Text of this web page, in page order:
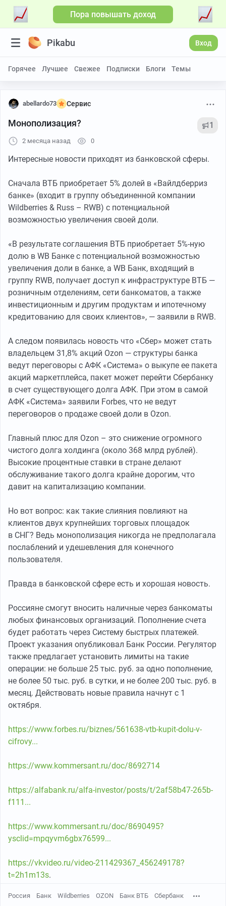
Пора повышать доход
Pikabu Вход
Горячее Лучшее Свежее Подписки Блоги Темы
abellardo73 Сервис
Монополизация? 1
2 месяца назад 0
Интересные новости приходят из банковской сферы.
Сначала ВТБ приобретает 5% долей в «Вайлдберриз
банке» (входит в группу объединенной компании
Wildberries & Russ – RWB) с потенциальной
возможностью увеличения своей доли.
«В результате соглашения ВТБ приобретает 5%-ную
долю в WB Банке с потенциальной возможностью
увеличения доли в банке, а WB Банк, входящий в
группу RWB, получает доступ к инфраструктуре ВТБ —
розничным отделениям, сети банкоматов, а также
инвестиционным и другим продуктам и ипотечному
кредитованию для своих клиентов», — заявили в RWB.
А следом появилась новость что «Сбер» может стать
владельцем 31,8% акций Ozon — структуры банка
ведут переговоры с АФК «Система» о выкупе ее пакета
акций маркетплейса, пакет может перейти Сбербанку
в счет существующего долга АФК. При этом в самой
АФК «Система» заявили Forbes, что не ведут
переговоров о продаже своей доли в Ozon.
Главный плюс для Ozon – это снижение огромного
чистого долга холдинга (около 368 млрд рублей).
Высокие процентные ставки в стране делают
обслуживание такого долга крайне дорогим, что
давит на капитализацию компании.
Но вот вопрос: как такие слияния повлияют на
клиентов двух крупнейших торговых площадок
в СНГ? Ведь монополизация никогда не предполагала
послаблений и удешевления для конечного
пользователя.
Правда в банковской сфере есть и хорошая новость.
Россияне смогут вносить наличные через банкоматы
любых финансовых организаций. Пополнение счета
будет работать через Систему быстрых платежей.
Проект указания опубликовал Банк России. Регулятор
также предлагает установить лимиты на такие
операции: не больше 25 тыс. руб. за одно пополнение,
не более 50 тыс. руб. в сутки, и не более 200 тыс. руб. в
месяц. Действовать новые правила начнут с 1
октября.
https://www.forbes.ru/biznes/561638-vtb-kupit-dolu-v-
cifrovy...
https://www.kommersant.ru/doc/8692714
https://alfabank.ru/alfa-investor/posts/t/2af58b47-265b-
f111...
https://www.kommersant.ru/doc/8690495?
ysclid=mpqyvm6gbx76599...
https://vkvideo.ru/video-211429367_456249178?
t=2h1m13s.
Россия Банк Wildberries OZON Банк ВТБ Сбербанк